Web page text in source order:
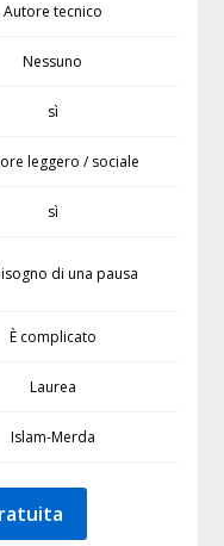
Autore tecnico
Nessuno
sì
leggero / sociale
sì
di una pausa
È complicato
Laurea
Islam-Merda